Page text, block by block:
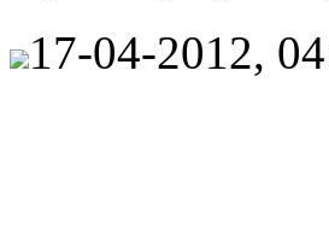
17-04-2012,